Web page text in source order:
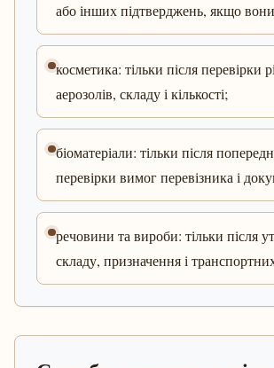
або інших підтверджень, якщо вони
косметика: тільки після перевірки
аерозолів, складу і кількості;
біоматеріали: тільки після
перевірки вимог перевізника і
речовини та вироби: тільки після
складу, призначення і